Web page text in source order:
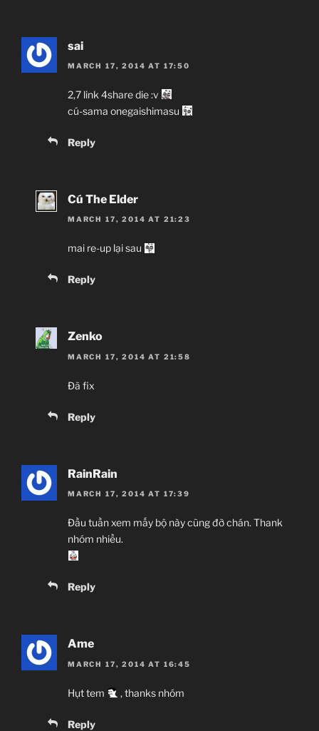
sai
MARCH 17, 2014 AT 17:50
2,7 link 4share die :v
cú-sama onegaishimasu
Reply
Cú The Elder
MARCH 17, 2014 AT 21:23
mai re-up lại sau
Reply
Zenko
MARCH 17, 2014 AT 21:58
Đã fix
Reply
RainRain
MARCH 17, 2014 AT 17:39
Đầu tuần xem mấy bộ này cũng đỡ chán. Thank
nhóm nhiều.
Reply
Ame
MARCH 17, 2014 AT 16:45
Hụt tem , thanks nhóm
Reply